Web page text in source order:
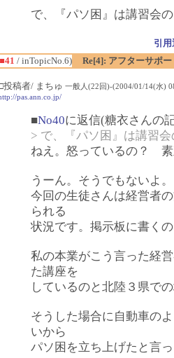
で、『パソ困』は講習会
引
■41 / inTopicNo.6) Re[4]: アフターサポー
投稿者/ まちゅ 一般人(22回)-(2004/01/14(水)
pas.ann.co.jp/
■No40に返信(糖衣さんの
> で、『パソ困』は講習
ねえ。怒っているの？
うーん。そうでもないよ。
今回の生徒さんは経営者
られる
状況です。掲示板に書く
私の本業がこう言った経
た講座を
しているのと北陸３県で
そうした場合に自動車の
いから
パソ困を立ち上げたと言